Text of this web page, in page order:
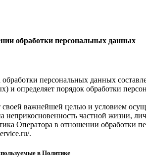
обработки персональных данных
персональных данных
и определяет порядок обработки
своей важнейшей целью и условием
неприкосновенность частной жизни,
Оператора в отношении обработки
.
в Политике